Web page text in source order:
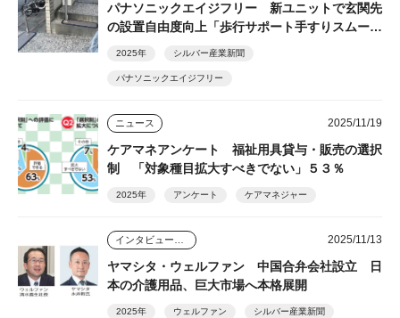
パナソニックエイジフリー 新ユニットで玄関先
の設置自由度向上「歩行サポート手すりスムーデ
2025年 シルバー産業新聞
パナソニックエイジフリー
ニュース 2025/11/19
ケアマネアンケート 福祉用具貸与・販売の選択
制 「対象種目拡大すべきでない」５３％
2025年 アンケート ケアマネジャー
2025/11/13
ヤマシタ・ウェルファン 中国合弁会社設立 日
本の介護用品、巨大市場へ本格展開
2025年 ウェルファン シルバー産業新聞